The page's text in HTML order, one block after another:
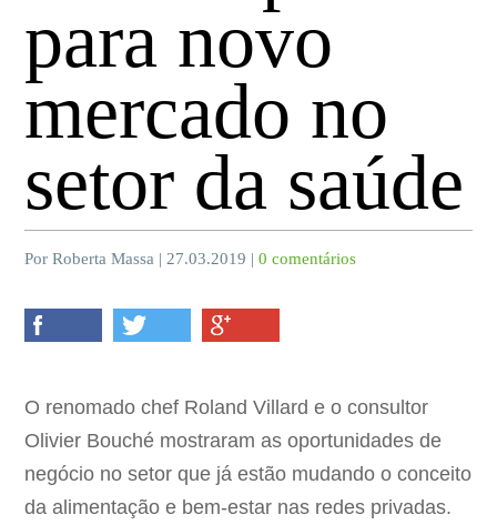
para novo
mercado no
setor da saúde
Por Roberta Massa | 27.03.2019 |0 comentários
O renomado chef Roland Villard e o consultor
Olivier Bouché mostraram as oportunidades de
negócio no setor que já estão mudando o conceito
da alimentação e bem-estar nas redes privadas.